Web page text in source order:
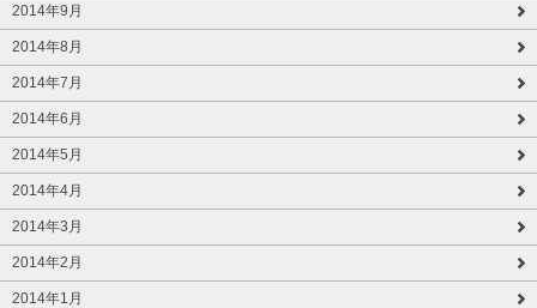
2014年9月
2014年8月
2014年7月
2014年6月
2014年5月
2014年4月
2014年3月
2014年2月
2014年1月